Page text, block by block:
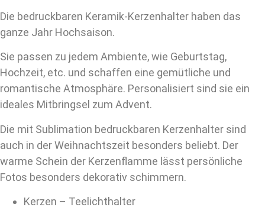
Die bedruckbaren Keramik-Kerzenhalter haben das
ganze Jahr Hochsaison.
Sie passen zu jedem Ambiente, wie Geburtstag,
Hochzeit, etc. und schaffen eine gemütliche und
romantische Atmosphäre. Personalisiert sind sie ein
ideales Mitbringsel zum Advent.
Die mit Sublimation bedruckbaren Kerzenhalter sind
auch in der Weihnachtszeit besonders beliebt. Der
warme Schein der Kerzenflamme lässt persönliche
Fotos besonders dekorativ schimmern.
Kerzen – Teelichthalter